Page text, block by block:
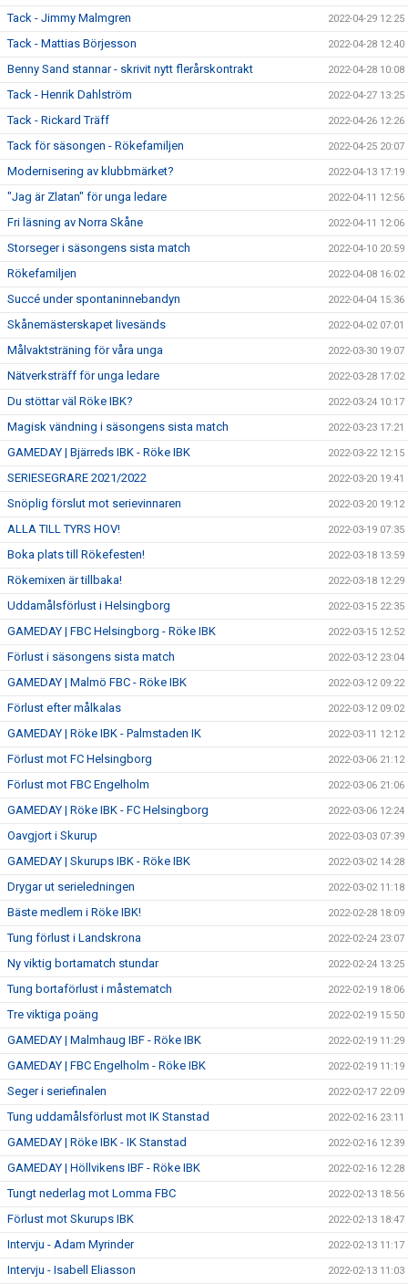
Tack - Jimmy Malmgren 2022-04-29 12:25
Tack - Mattias Börjesson 2022-04-28 12:40
Benny Sand stannar - skrivit nytt flerårskontrakt 2022-04-28 10:08
Tack - Henrik Dahlström 2022-04-27 13:25
Tack - Rickard Träff 2022-04-26 12:26
Tack för säsongen - Rökefamiljen 2022-04-25 20:07
Modernisering av klubbmärket? 2022-04-13 17:19
"Jag är Zlatan" för unga ledare 2022-04-11 12:56
Fri läsning av Norra Skåne 2022-04-11 12:06
Storseger i säsongens sista match 2022-04-10 20:59
Rökefamiljen 2022-04-08 16:02
Succé under spontaninnebandyn 2022-04-04 15:36
Skånemästerskapet livesänds 2022-04-02 07:01
Målvaktsträning för våra unga 2022-03-30 19:07
Nätverksträff för unga ledare 2022-03-28 17:02
Du stöttar väl Röke IBK? 2022-03-24 10:17
Magisk vändning i säsongens sista match 2022-03-23 17:21
GAMEDAY | Bjärreds IBK - Röke IBK 2022-03-22 12:15
SERIESEGRARE 2021/2022 2022-03-20 19:41
Snöplig förslut mot serievinnaren 2022-03-20 19:12
ALLA TILL TYRS HOV! 2022-03-19 07:35
Boka plats till Rökefesten! 2022-03-18 13:59
Rökemixen är tillbaka! 2022-03-18 12:29
Uddamålsförlust i Helsingborg 2022-03-15 22:35
GAMEDAY | FBC Helsingborg - Röke IBK 2022-03-15 12:52
Förlust i säsongens sista match 2022-03-12 23:04
GAMEDAY | Malmö FBC - Röke IBK 2022-03-12 09:22
Förlust efter målkalas 2022-03-12 09:02
GAMEDAY | Röke IBK - Palmstaden IK 2022-03-11 12:12
Förlust mot FC Helsingborg 2022-03-06 21:12
Förlust mot FBC Engelholm 2022-03-06 21:06
GAMEDAY | Röke IBK - FC Helsingborg 2022-03-06 12:24
Oavgjort i Skurup 2022-03-03 07:39
GAMEDAY | Skurups IBK - Röke IBK 2022-03-02 14:28
Drygar ut serieledningen 2022-03-02 11:18
Bäste medlem i Röke IBK! 2022-02-28 18:09
Tung förlust i Landskrona 2022-02-24 23:07
Ny viktig bortamatch stundar 2022-02-24 13:25
Tung bortaförlust i måstematch 2022-02-19 18:06
Tre viktiga poäng 2022-02-19 15:50
GAMEDAY | Malmhaug IBF - Röke IBK 2022-02-19 11:29
GAMEDAY | FBC Engelholm - Röke IBK 2022-02-19 11:19
Seger i seriefinalen 2022-02-17 22:09
Tung uddamålsförlust mot IK Stanstad 2022-02-16 23:11
GAMEDAY | Röke IBK - IK Stanstad 2022-02-16 12:39
GAMEDAY | Höllvikens IBF - Röke IBK 2022-02-16 12:28
Tungt nederlag mot Lomma FBC 2022-02-13 18:56
Förlust mot Skurups IBK 2022-02-13 18:47
Intervju - Adam Myrinder 2022-02-13 11:17
Intervju - Isabell Eliasson 2022-02-13 11:03